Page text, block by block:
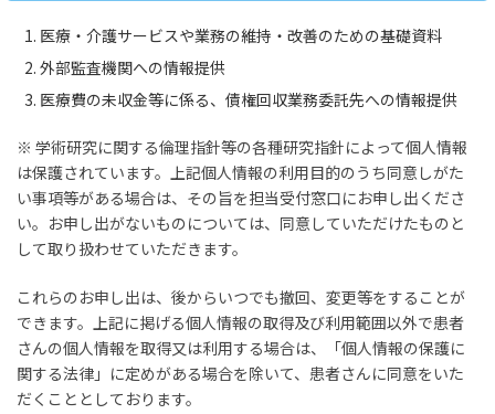
医療・介護サービスや業務の維持・改善のための基礎資料
外部監査機関への情報提供
医療費の未収金等に係る、債権回収業務委託先への情報提供
※ 学術研究に関する倫理指針等の各種研究指針によって個人情報
は保護されています。上記個人情報の利用目的のうち同意しがた
い事項等がある場合は、その旨を担当受付窓口にお申し出くださ
い。お申し出がないものについては、同意していただけたものと
して取り扱わせていただきます。
これらのお申し出は、後からいつでも撤回、変更等をすることが
できます。上記に掲げる個人情報の取得及び利用範囲以外で患者
さんの個人情報を取得又は利用する場合は、「個人情報の保護に
関する法律」に定めがある場合を除いて、患者さんに同意をいた
だくこととしております。